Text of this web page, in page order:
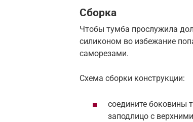
Сборка
Чтобы тумба прослужила
силиконом во избежание
саморезами.
Схема сборки конструкции:
соедините боковины
заподлицо с